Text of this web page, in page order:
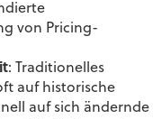
von Pricing-
: Traditionelles
auf historische
auf sich ändernde